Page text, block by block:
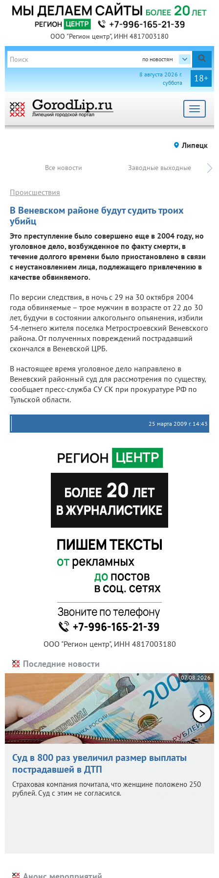
ООО "Регион центр", ИНН 4817003180
по новостям
18+
8 августа 2026 г.
суббота
Toggle
Липецк
Все новости Заводные выходные
В Веневском районе будут судить троих
убийц
Происшествия
Это преступление было совершено еще в 2004 году, но
уголовное дело, возбужденное по факту смерти, в
течение долгого времени было приостановлено в связи
с неустановлением лица, подлежащего привлечению в
качестве обвиняемого.
По версии следствия, в ночь с 29 на 30 октября 2004
года обвиняемые – трое мужчин в возрасте от 22 до 30
лет, будучи в состоянии алкогольнго опьянения, избили
54-летнего жителя поселка Метростроевский Веневского
района. От полученных повреждений пострадавший
скончался в Веневской ЦРБ.
В настоящее время уголовное дело направлено в
Веневский районный суд для рассмотрения по существу,
сообщает пресс-служба СУ СК при прокуратуре РФ по
Тульской области.
25 марта 2009 г. 14:43
ООО "Регион центр", ИНН 4817003180
Последние новости
07.08.2026
Суд в 800 раз увеличил размер выплаты
пострадавшей в ДТП
Страховая компания почитала, что женщине положено 250
рублей. Суд с этим не согласился.